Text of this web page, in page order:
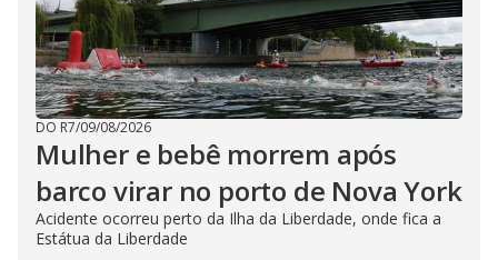
DO R7/09/08/2026
Mulher e bebê morrem após
barco virar no porto de Nova York
Acidente ocorreu perto da Ilha da Liberdade, onde fica a
Estátua da Liberdade